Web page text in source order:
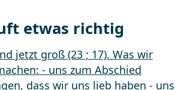
etwas richtig